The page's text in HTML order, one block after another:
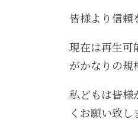
皆様より信頼
現在は再生可
がかなりの規
私どもは皆様
くお願い致し